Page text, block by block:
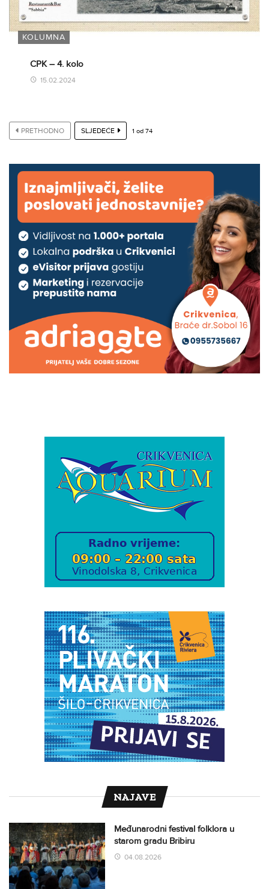
KOLUMNA
CPK – 4. kolo
15.02.2024
PRETHODNO SLJEDEĆE 1 od 74
NAJAVE
Međunarodni festival folklora u
starom gradu Bribiru
04.08.2026